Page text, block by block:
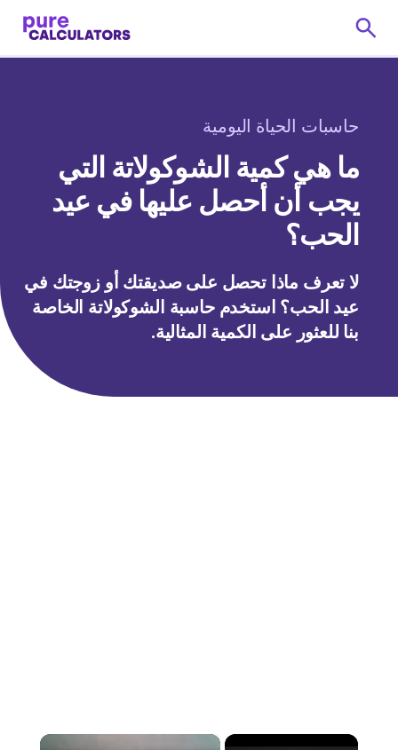
حاسبات الحياة اليومية
ما هي كمية الشوكولاتة التي
يجب أن أحصل عليها في عيد
الحب؟
لا تعرف ماذا تحصل على صديقتك أو زوجتك في
عيد الحب؟ استخدم حاسبة الشوكولاتة الخاصة
بنا للعثور على الكمية المثالية.
×